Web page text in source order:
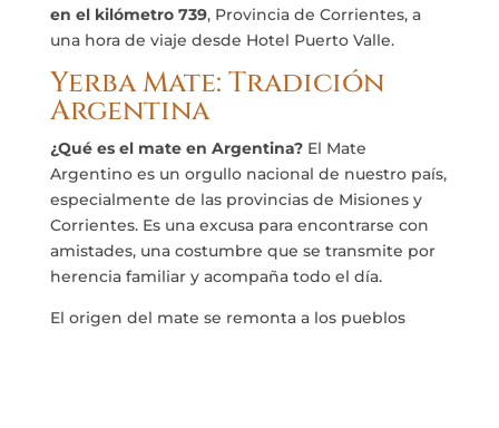
en el kilómetro 739, Provincia de Corrientes, a
una hora de viaje desde Hotel Puerto Valle.
Yerba Mate: Tradición
Argentina
¿Qué es el mate en Argentina?El Mate
Argentino es un orgullo nacional de nuestro país,
especialmente de las provincias de Misiones y
Corrientes. Es una excusa para encontrarse con
amistades, una costumbre que se transmite por
herencia familiar y acompaña todo el día.
El origen del mate se remonta a los pueblos